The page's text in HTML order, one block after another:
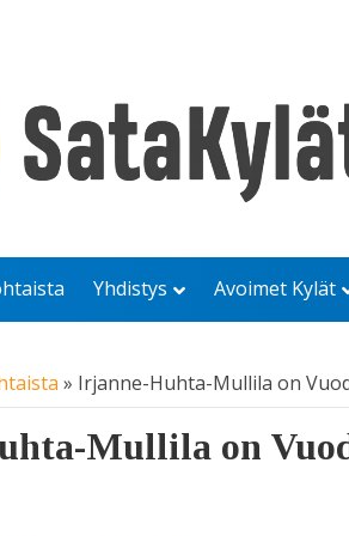
Yhdistys Avoimet Kylät
» Irjanne-Huhta-Mullila on
Mullila on